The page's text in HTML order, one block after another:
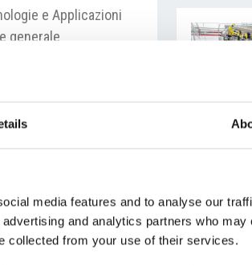
media features and to analyse our
and analytics partners who may
collected from your use of their services.
e Applicazioni
generale
amministrativo i
in primavera di
miliardi di corone. I
31 miliardi o il
miliardi di corone.
Accelera
corso del